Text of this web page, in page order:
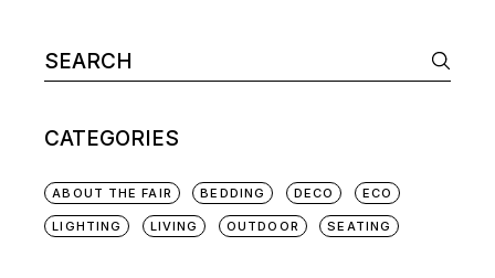
CATEGORIES
ABOUT THE FAIR BEDDING DECO ECO
LIGHTING LIVING OUTDOOR SEATING